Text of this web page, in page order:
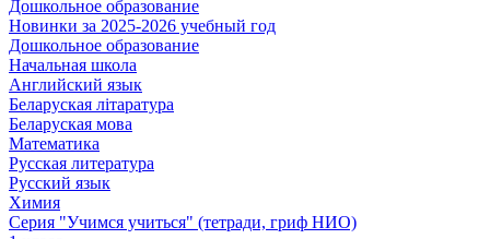
Дошкольное образование
Новинки за 2025-2026 учебный год
Дошкольное образование
Начальная школа
Английский язык
Беларуская літаратура
Беларуская мова
Математика
Русская литература
Русский язык
Химия
Серия "Учимся учиться" (тетради, гриф НИО)